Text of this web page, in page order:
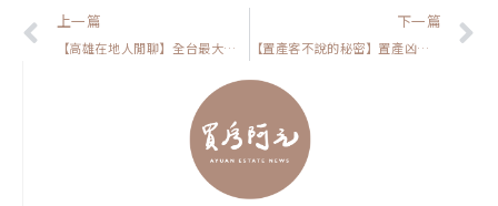
上一頁
上一篇
【高雄在地人閒聊】全台最大親子樂園落腳高雄機廠！房價真的會漲？關鍵在這裡
下一篇
【置產客不說的秘密】置產凶宅能做到年投報率10%？